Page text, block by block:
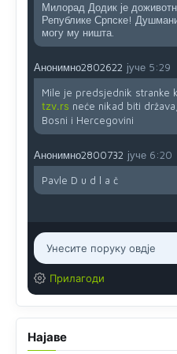
Милорад Додик је
Републике Српске!
могу му ништа.
Анонимно2802622 јуче 5:29
Mile je predsjednik stranke
tzv.rs neće nikad biti
Bosni i Hercegovini
Анонимно2800732 јуче 6:20
Pavle D u d l a č
Прилагоди
Најаве